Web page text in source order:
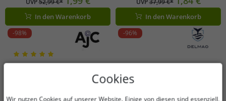
912155 Rot
In den Warenkorb
Rock 967618 beige/schwarz/rot
In den Warenkorb
-98% -96%
Cookies
Wir nutzen Cookies auf unserer Website. Einige von diesen sind essenziell,